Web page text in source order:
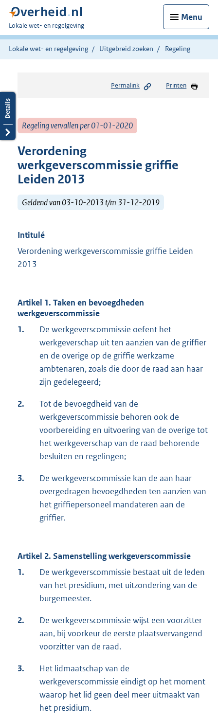
Menu
U
bent
hier:
Lokale wet- en regelgeving
Lokale wet- en regelgeving Uitgebreid zoeken Regeling
Permalink Printen
Regeling vervallen per 01-01-2020
Verordening
werkgeverscommissie griffie
Leiden 2013
Geldend van 03-10-2013 t/m 31-12-2019
Intitulé
Verordening werkgeverscommissie griffie Leiden
2013
Artikel 1. Taken en bevoegdheden
werkgeverscommissie
1.
De werkgeverscommissie oefent het
werkgeverschap uit ten aanzien van de griffier
en de overige op de griffie werkzame
ambtenaren, zoals die door de raad aan haar
zijn gedelegeerd;
2.
Tot de bevoegdheid van de
werkgeverscommissie behoren ook de
voorbereiding en uitvoering van de overige tot
het werkgeverschap van de raad behorende
besluiten en regelingen;
3.
De werkgeverscommissie kan de aan haar
overgedragen bevoegdheden ten aanzien van
het griffiepersoneel mandateren aan de
griffier.
Artikel 2. Samenstelling werkgeverscommissie
1.
De werkgeverscommissie bestaat uit de leden
van het presidium, met uitzondering van de
burgemeester.
2.
De werkgeverscommissie wijst een voorzitter
aan, bij voorkeur de eerste plaatsvervangend
voorzitter van de raad.
3.
Het lidmaatschap van de
werkgeverscommissie eindigt op het moment
waarop het lid geen deel meer uitmaakt van
het presidium.